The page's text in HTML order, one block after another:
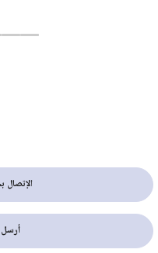
الإتصال
أرسل